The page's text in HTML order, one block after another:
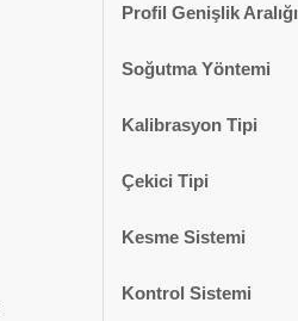
Profil Genişlik Aralığı
Soğutma Yöntemi
Kalibrasyon Tipi
Çekici Tipi
Kesme Sistemi
Kontrol Sistemi